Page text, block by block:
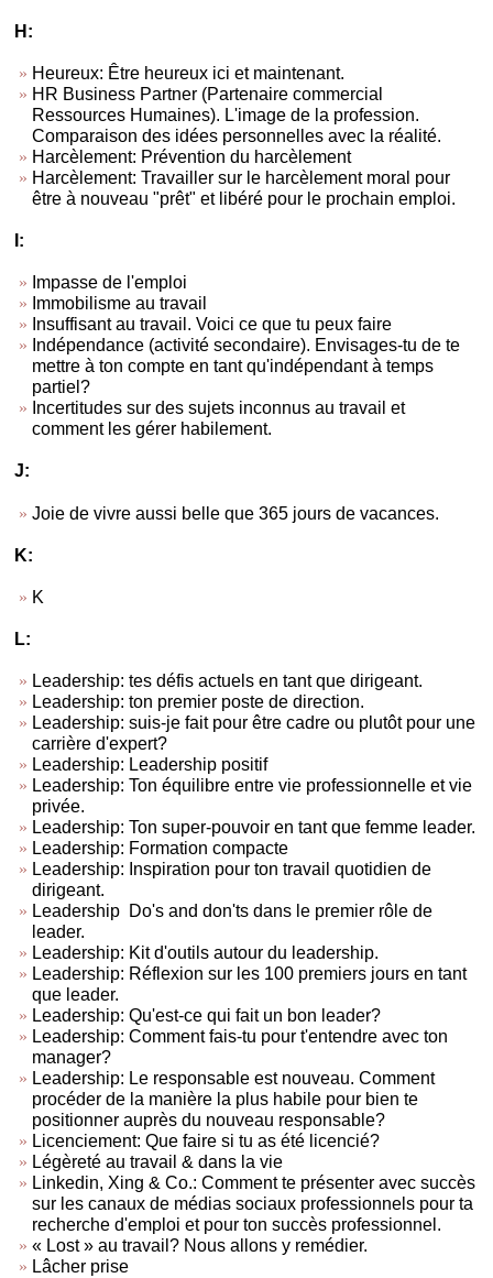
H:
Heureux: Être heureux ici et maintenant.
HR Business Partner (Partenaire commercial
Ressources Humaines). L'image de la profession.
Comparaison des idées personnelles avec la réalité.
Harcèlement: Prévention du harcèlement
Harcèlement: Travailler sur le harcèlement moral pour
être à nouveau "prêt" et libéré pour le prochain emploi.
I:
Impasse de l'emploi
Immobilisme au travail
Insuffisant au travail. Voici ce que tu peux faire
Indépendance (activité secondaire). Envisages-tu de te
mettre à ton compte en tant qu'indépendant à temps
partiel?
Incertitudes sur des sujets inconnus au travail et
comment les gérer habilement.
J:
Joie de vivre aussi belle que 365 jours de vacances.
K:
K
L:
Leadership: tes défis actuels en tant que dirigeant.
Leadership: ton premier poste de direction.
Leadership: suis-je fait pour être cadre ou plutôt pour une
carrière d'expert?
Leadership: Leadership positif
Leadership: Ton équilibre entre vie professionnelle et vie
privée.
Leadership: Ton super-pouvoir en tant que femme leader.
Leadership: Formation compacte
Leadership: Inspiration pour ton travail quotidien de
dirigeant.
Leadership Do's and don'ts dans le premier rôle de
leader.
Leadership: Kit d'outils autour du leadership.
Leadership: Réflexion sur les 100 premiers jours en tant
que leader.
Leadership: Qu'est-ce qui fait un bon leader?
Leadership: Comment fais-tu pour t'entendre avec ton
manager?
Leadership: Le responsable est nouveau. Comment
procéder de la manière la plus habile pour bien te
positionner auprès du nouveau responsable?
Licenciement: Que faire si tu as été licencié?
Légèreté au travail & dans la vie
Linkedin, Xing & Co.: Comment te présenter avec succès
sur les canaux de médias sociaux professionnels pour ta
recherche d'emploi et pour ton succès professionnel.
« Lost » au travail? Nous allons y remédier.
Lâcher prise